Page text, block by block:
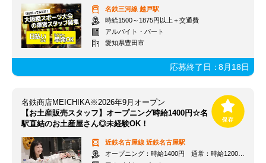
名鉄三河線 越戸駅
時給1500～1875円以上＋交通費
アルバイト・パート
愛知県豊田市
応募終了日：8月18日
名鉄商店MEICHIKA※2026年9月オープン
【お土産販売スタッフ】オープニング時給1400円☆名
駅直結のお土産屋さん◎未経験OK！
近鉄名古屋線 近鉄名古屋駅
オープニング：時給1400円 通常：時給1200円～＋交通費全額支給